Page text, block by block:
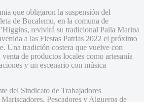
que obligaron la suspensión del
de Bucalemu, en la comuna de
revivirá su tradicional Paila Marina
a las Fiestas Patrias 2022 el próximo
Una tradición costera que vuelve con
de productos locales como artesanía
y un escenario con música
del Sindicato de Trabajadores
Pescadores y Algueros de